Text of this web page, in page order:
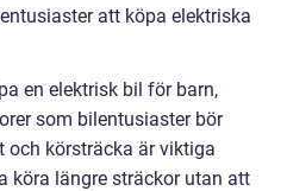
att köpa elektriska
en elektrisk bil för barn,
som bilentusiaster bör
och körsträcka är viktiga
köra längre sträckor utan att